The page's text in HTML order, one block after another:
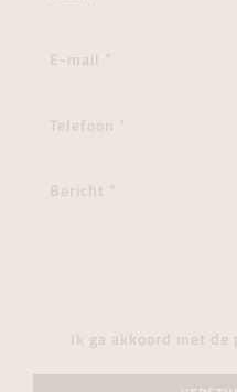
Ik ga akkoord met de